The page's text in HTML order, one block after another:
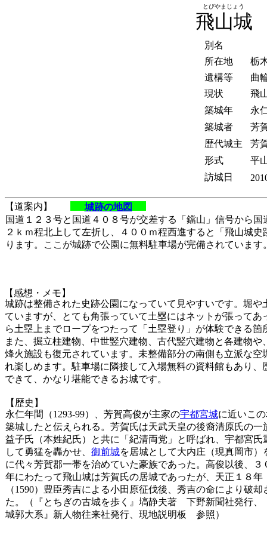
飛山城
別名
所在地
栃
遺構等
曲
現状
飛
築城年
永
築城者
芳
歴代城主
芳
形式
平
訪城日
【道案内】
城跡の地図
国道１２３号と国道４０８号が交差する「鐺山」信号から国
２ｋｍ程北上して左折し、４００ｍ程西進すると「飛山城史
ります。ここが城跡で公園に無料駐車場が完備されています
城跡は整備された史跡公園になっていて見やすいです。堀や
ていますが、とても角張っていて土塁にはネットが張ってあ
ら土塁上までロープをつたって「土塁登り」が体験できる箇
また、掘立柱建物、中世竪穴建物、古代竪穴建物と各建物や
烽火施設も復元されています。未整備部分の南側も立派な空
れ楽しめます。駐車場に隣接して入場無料の資料館もあり、
できて、かなり堪能できるお城です。
【感想・メモ】
永仁年間（1293-99）、芳賀高俊が主家の宇都宮城に近いこ
築城したと伝えられる。芳賀氏は天武天皇の後裔清原氏の一
益子氏（本姓紀氏）と共に「紀清両党」と呼ばれ、宇都宮氏
して勇猛を轟かせ、 御前城を居城として大内庄（現真岡市）
に代々芳賀郡一帯を治めていた豪族であった。高俊以後、３
年にわたって飛山城は芳賀氏の居城であったが、天正１８年
（1590）豊臣秀吉による小田原征伐後、秀吉の命により破却
た。（『とちぎの古城を歩く』塙静夫著 下野新聞社発行、
城郭大系』新人物往来社発行、現地説明板 参照）
【歴史】
とびやまじょう